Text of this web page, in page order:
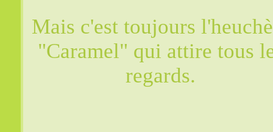
Mais c'est toujours
"Caramel" qui attire tous
regards.